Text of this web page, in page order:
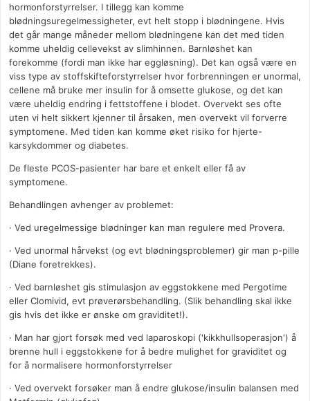
hormonforstyrrelser. I tillegg kan komme
blødningsuregelmessigheter, evt helt stopp i blødningene. Hvis
det går mange måneder mellom blødningene kan det med tiden
komme uheldig cellevekst av slimhinnen. Barnløshet kan
forekomme (fordi man ikke har eggløsning). Det kan også være en
viss type av stoffskifteforstyrrelser hvor forbrenningen er unormal,
cellene må bruke mer insulin for å omsette glukose, og det kan
være uheldig endring i fettstoffene i blodet. Overvekt ses ofte
uten vi helt sikkert kjenner til årsaken, men overvekt vil forverre
symptomene. Med tiden kan komme øket risiko for hjerte-
karsykdommer og diabetes.
De fleste PCOS-pasienter har bare et enkelt eller få av
symptomene.
Behandlingen avhenger av problemet:
· Ved uregelmessige blødninger kan man regulere med Provera.
· Ved unormal hårvekst (og evt blødningsproblemer) gir man p-pille
(Diane foretrekkes).
· Ved barnløshet gis stimulasjon av eggstokkene med Pergotime
eller Clomivid, evt prøverørsbehandling. (Slik behandling skal ikke
gis hvis det ikke er ønske om graviditet!).
· Man har gjort forsøk med ved laparoskopi ('kikkhullsoperasjon') å
brenne hull i eggstokkene for å bedre mulighet for graviditet og
for å normalisere hormonforstyrrelser
· Ved overvekt forsøker man å endre glukose/insulin balansen med